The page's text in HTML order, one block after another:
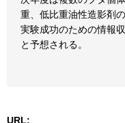
重、低比重油性造影剤
実験成功のための情報
と予想される。
URL: